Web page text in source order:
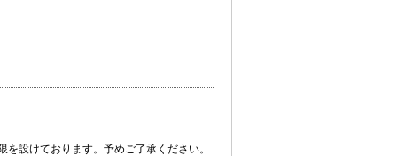
設けております。予めご了承ください。